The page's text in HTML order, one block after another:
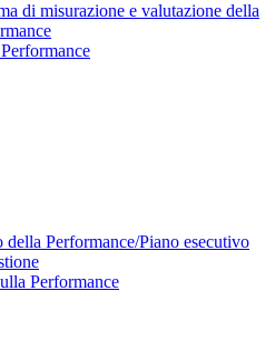
di misurazione e valutazione della
della Performance/Piano esecutivo
Performance